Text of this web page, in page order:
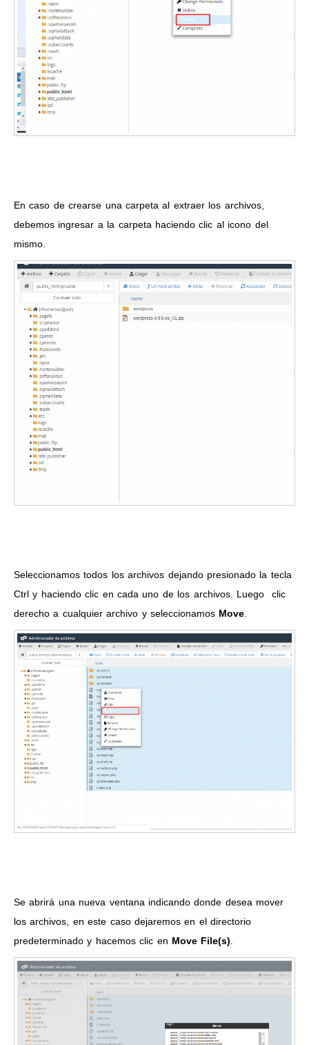
En caso de crearse una carpeta al extraer los archivos,
debemos ingresar a la carpeta haciendo clic al icono del
mismo.
Seleccionamos todos los archivos dejando presionado la tecla
Ctrl y haciendo clic en cada uno de los archivos. Luego clic
derecho a cualquier archivo y seleccionamos Move
Se abrirá una nueva ventana indicando donde desea mover
los archivos, en este caso dejaremos en el directorio
predeterminado y hacemos clic en Move File(s)